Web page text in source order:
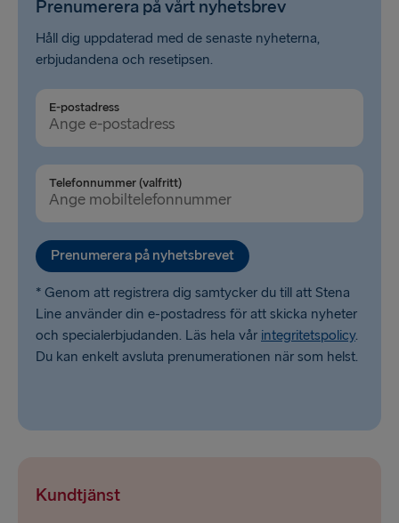
Travemünde → Liepāja
Fishguard → Rosslare
Cairnryan → Belfast
Liverpool → Belfast
Harwich → Hoek van Holland
Dublin → Holyhead
Prenumerera på vårt nyhetsbrev
Håll dig uppdaterad med de senaste nyheterna,
erbjudandena och resetipsen.
E-postadress
Telefonnummer (valfritt)
Prenumerera på nyhetsbrevet
* Genom att registrera dig samtycker du till att Stena
Line använder din e-postadress för att skicka nyheter
och specialerbjudanden. Läs hela vår integritetspolicy.
Du kan enkelt avsluta prenumerationen när som helst.
Kundtjänst